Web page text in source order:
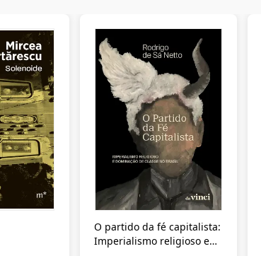
O partido da fé capitalista:
Imperialismo religioso e